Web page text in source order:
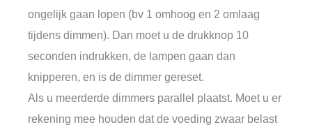
ongelijk gaan lopen (bv 1 omhoog en 2 omlaag
tijdens dimmen). Dan moet u de drukknop 10
seconden indrukken, de lampen gaan dan
knipperen, en is de dimmer gereset.
Als u meerderde dimmers parallel plaatst. Moet u er
rekening mee houden dat de voeding zwaar belast